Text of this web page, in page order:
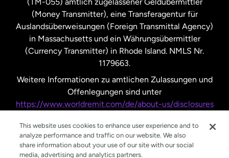
(Money Transmitter), eine Transferagentur für
Auslandsüberweisungen (Foreign Transmittal Agency)
in Massachusetts und ein Währungsübermittler
(Currency Transmitter) in Rhode Island. NMLS Nr.
1179663.
Weitere Informationen zu amtlichen Zulassungen und
Offenlegungen sind unter
https://www.worldremit.com/de/about-us/disclosures
This website uses cookies to enhance user experience and to
analyze performance and traffic on our website. We also
share information about your use of our site with our social
media, advertising and analytics partners.